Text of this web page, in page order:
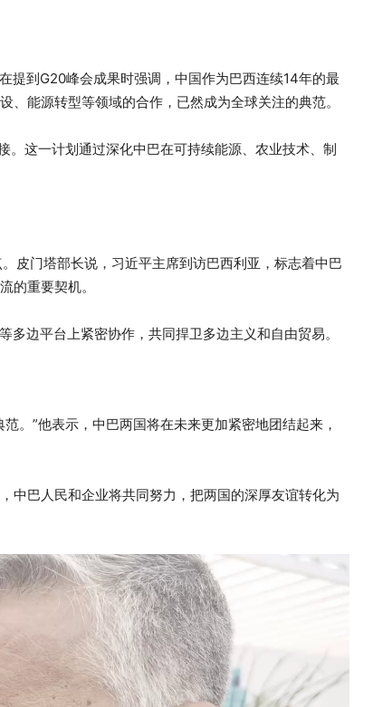
提到G20峰会成果时强调，中国作为巴西连续14年的最
能源转型等领域的合作，已然成为全球关注的典范。
。这一计划通过深化中巴在可持续能源、农业技术、制
皮门塔部长说，习近平主席到访巴西利亚，标志着中巴
的重要契机。
边平台上紧密协作，共同捍卫多边主义和自由贸易。
。”他表示，中巴两国将在未来更加紧密地团结起来，
中巴人民和企业将共同努力，把两国的深厚友谊转化为